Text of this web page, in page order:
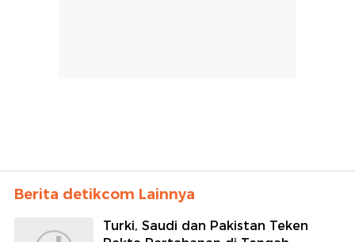
Berita detikcom Lainnya
Turki, Saudi dan Pakistan Teken